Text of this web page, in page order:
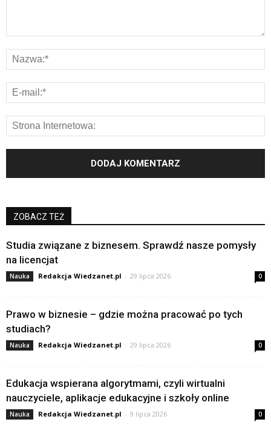
ZOBACZ TEŻ
Studia związane z biznesem. Sprawdź nasze pomysły
na licencjat
Nauka Redakcja Wiedzanet.pl - 29 lipca 2026 0
Prawo w biznesie – gdzie można pracować po tych
studiach?
Nauka Redakcja Wiedzanet.pl - 29 lipca 2026 0
Edukacja wspierana algorytmami, czyli wirtualni
nauczyciele, aplikacje edukacyjne i szkoły online
Nauka Redakcja Wiedzanet.pl - 9 lipca 2026 0